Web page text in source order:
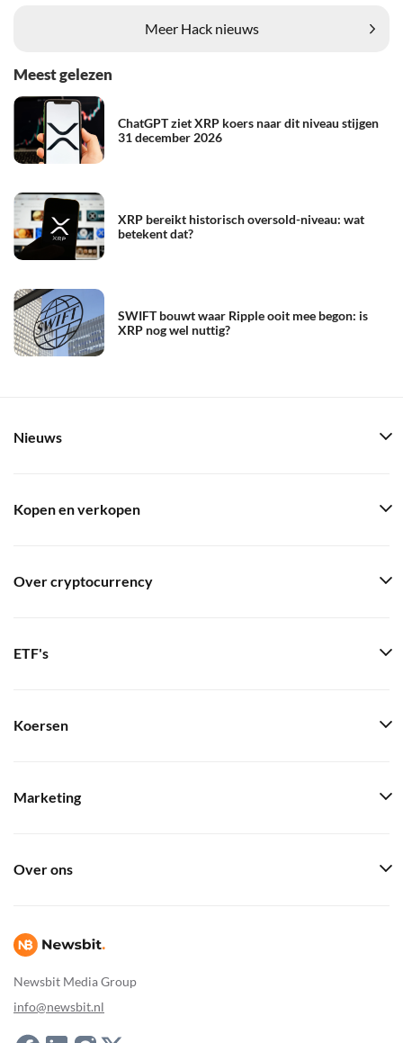
Meer Hack nieuws
Meest gelezen
ChatGPT ziet XRP koers naar dit niveau stijgen
31 december 2026
XRP bereikt historisch oversold-niveau: wat
betekent dat?
SWIFT bouwt waar Ripple ooit mee begon: is
XRP nog wel nuttig?
Newsbit Media Group
info@newsbit.nl
Nieuws
Kopen en verkopen
Over cryptocurrency
ETF's
Koersen
Marketing
Over ons